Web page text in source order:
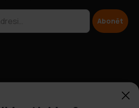
Abonēt